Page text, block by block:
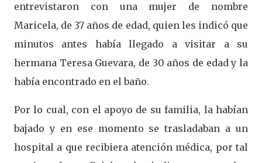
entrevistaron con una mujer de nombre
Maricela, de 37 años de edad, quien les indicó que
minutos antes había llegado a visitar a su
hermana Teresa Guevara, de 30 años de edad y la
había encontrado en el baño.
Por lo cual, con el apoyo de su familia, la habían
bajado y en ese momento se trasladaban a un
hospital a que recibiera atención médica, por tal